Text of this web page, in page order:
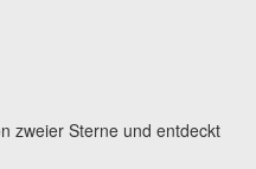
zweier Sterne und entdeckt